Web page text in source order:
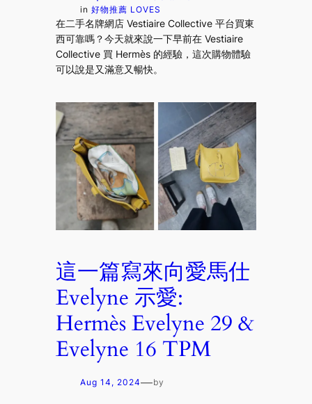
in好物推薦 LOVES
在二手名牌網店 Vestiaire Collective 平台買東
西可靠嗎？今天就來說一下早前在 Vestiaire
Collective 買 Hermès 的經驗，這次購物體驗
可以說是又滿意又暢快。
這一篇寫來向愛馬仕
Evelyne 示愛:
Hermès Evelyne 29 &
Evelyne 16 TPM
Aug 14, 2024—by